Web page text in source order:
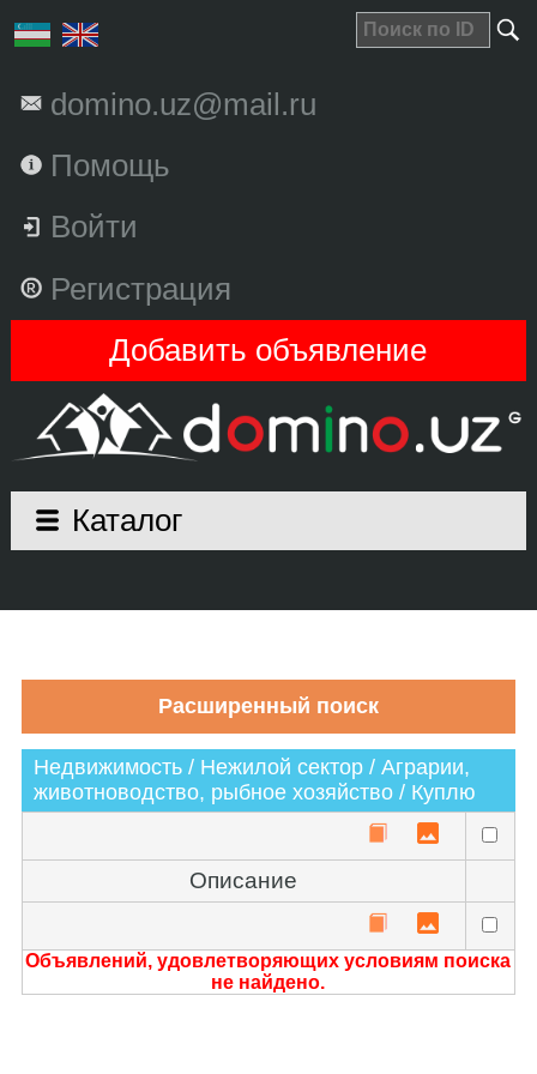
domino.uz@mail.ru
Помощь
Войти
Регистрация
Добавить объявление
Каталог
Недвижимость / Нежилой сектор / Аграрии,
животноводство, рыбное хозяйство / Куплю
Описание
Объявлений, удовлетворяющих условиям поиска
не найдено.